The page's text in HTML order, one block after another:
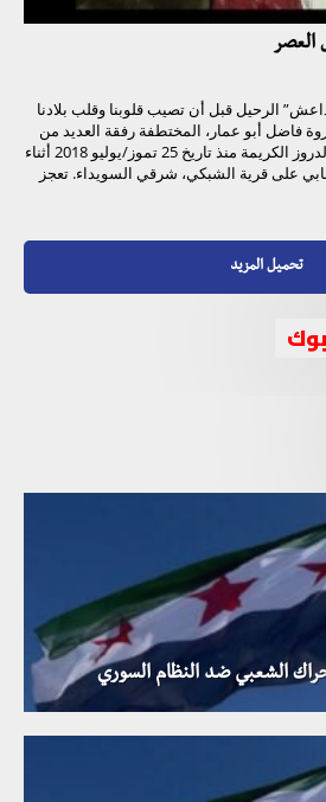
العصر
الرحيل قبل أن تصيب قلوبنا وقلب بلادنا
فاضل أبو عمار، المختطفة رفقة العديد من
بنات وأبناء طائفة الموحدين الدروز الكريمة منذ تاريخ 25 تموز/يوليو 2018 أثناء
على قرية الشبكي، شرقي السويداء. تعجز
تحميل المزيد
الشعبي ضد النظام السوري